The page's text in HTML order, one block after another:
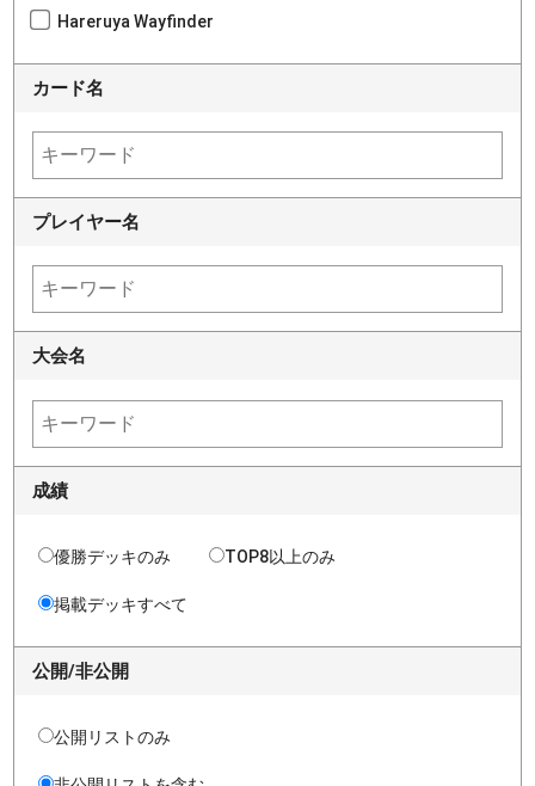
Hareruya Wayfinder
カード名
プレイヤー名
大会名
成績
優勝デッキのみ TOP8以上のみ
掲載デッキすべて
公開/非公開
公開リストのみ